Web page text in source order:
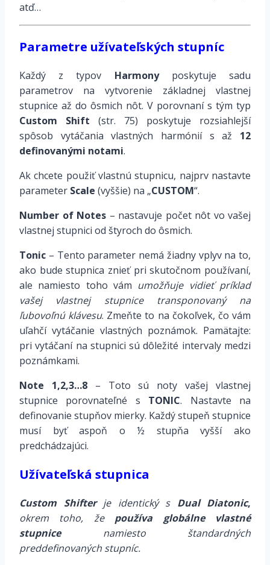
atď…
Parametre užívateľských stupníc
Každý z typov Harmonyposkytuje sadu
parametrov na vytvorenie základnej vlastnej
stupnice až do ôsmich nôt. V porovnaní s tým typ
Custom Shift (str. 75) poskytuje rozsiahlejší
spôsob vytáčania vlastných harmónií s až 12
definovanými notami.
Ak chcete použiť vlastnú stupnicu, najprv nastavte
parameter Scale (vyššie) na „CUSTOM“.
Number of Notes – nastavuje počet nôt vo vašej
vlastnej stupnici od štyroch do ôsmich.
Tonic – Tento parameter nemá žiadny vplyv na to,
ako bude stupnica znieť pri skutočnom používaní,
ale namiesto toho vám umožňuje vidieť príklad
vašej vlastnej stupnice transponovaný na
ľubovoľnú klávesu. Zmeňte to na čokoľvek, čo vám
uľahčí vytáčanie vlastných poznámok. Pamätajte:
pri vytáčaní na stupnici sú dôležité intervaly medzi
poznámkami.
Note 1,2,3…8– Toto sú noty vašej vlastnej
stupnice porovnateľné s TONIC. Nastavte na
definovanie stupňov mierky. Každý stupeň stupnice
musí byť aspoň o ½ stupňa vyšší ako
predchádzajúci.
Užívateľská stupnica
Custom Shifterje identický s Dual Diatonic,
okrem toho, že používa globálne vlastné
stupnice
namiesto štandardných
preddefinovaných stupníc.